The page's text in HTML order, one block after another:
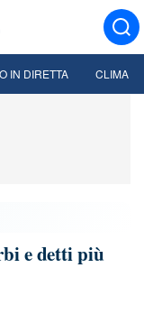
IN DIRETTA CLIMA
e detti più